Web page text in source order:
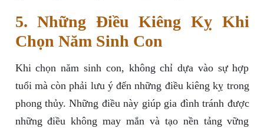
5. Những Điều Kiêng Kỵ Khi
Chọn Năm Sinh Con
Khi chọn năm sinh con, không chỉ dựa vào sự hợp
tuổi mà còn phải lưu ý đến những điều kiêng kỵ trong
phong thủy. Những điều này giúp gia đình tránh được
những điều không may mắn và tạo nền tảng vững